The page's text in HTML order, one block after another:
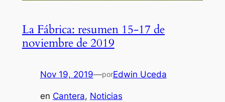
La Fábrica: resumen 15-17 de
noviembre de 2019
Nov 19, 2019—porEdwin Uceda
en Cantera, Noticias